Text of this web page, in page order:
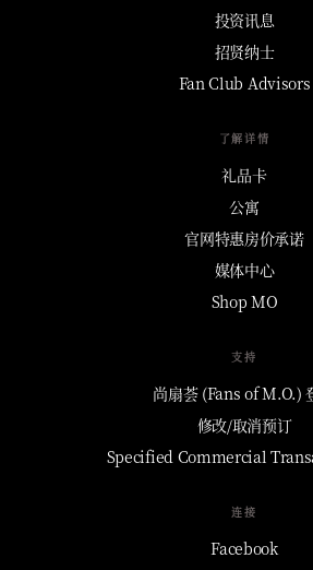
投资讯息
招贤纳士
Fan Club Advisors
了解详情
礼品卡
公寓
官网特惠房价承诺
媒体中心
Shop MO
支持
尚扇荟 (Fans of M.O.)
修改/取消预订
Specified Commercial
连接
Facebook